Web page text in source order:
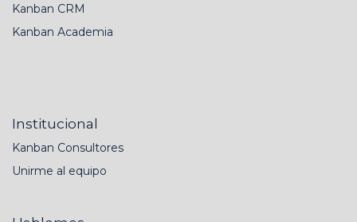
Kanban CRM
Kanban Academia
Institucional
Kanban Consultores
Unirme al equipo